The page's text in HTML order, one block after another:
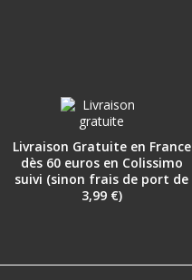
Livraison Gratuite en France
dès 60 euros en Colissimo
suivi (sinon frais de port de
3,99 €)